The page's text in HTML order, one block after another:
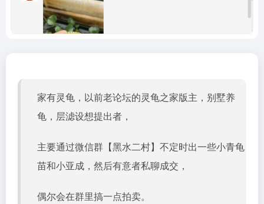
家有灵龟，以前老论坛的灵龟之家版主，别墅养
龟，层滤设想提出者，
主要通过微信群【黑水二村】不定时出一些小青龟
苗和小亚成，然后有意者私聊成交，
偶尔会在群里搞一点拍卖。